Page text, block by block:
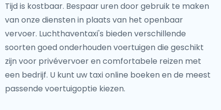
Tijd is kostbaar. Bespaar uren door gebruik te maken
van onze diensten in plaats van het openbaar
vervoer. Luchthaventaxi's bieden verschillende
soorten goed onderhouden voertuigen die geschikt
zijn voor privévervoer en comfortabele reizen met
een bedrijf. U kunt uw taxi online boeken en de meest
passende voertuigoptie kiezen.